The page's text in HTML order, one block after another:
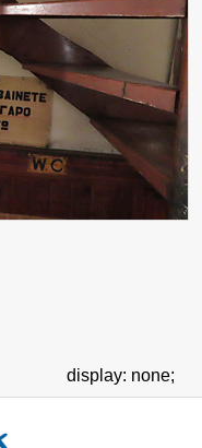
display: none;